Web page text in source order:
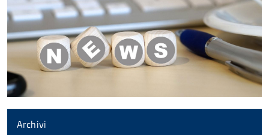
Archivi